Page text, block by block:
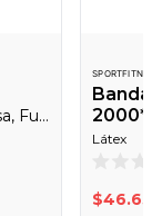
Accesorios Para Gimnasio, EntrenaEnCasa, Funcional
Látex
0
de